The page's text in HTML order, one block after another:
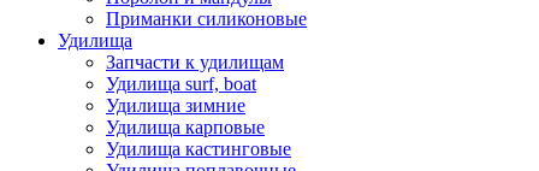
Приманки силиконовые
Удилища
Запчасти к удилищам
Удилища surf, boat
Удилища зимние
Удилища карповые
Удилища кастинговые